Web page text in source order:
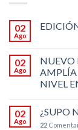
02
Ago
02
Ago
NUEVO
AMPLÍA
NIVEL
02
Ago
¿SUPO
22